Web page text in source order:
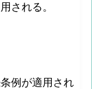
される。
例が適用され